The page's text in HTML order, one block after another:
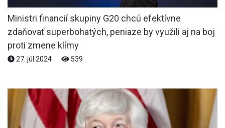
Ministri financií skupiny G20 chcú efektívne
zdaňovať superbohatých, peniaze by využili aj na boj
proti zmene klímy
27. júl 2024 539